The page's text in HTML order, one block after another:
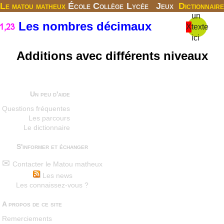
Le matou matheux École Collège Lycée Jeux Dictionnaire
X
un
texte
ici
Les nombres décimaux
Additions avec différents niveaux
A propos de ce site
Remerciements
S'informer et échanger
Contacter le Matou matheux
Les news
Les connaissez-vous ?
Un peu d'aide
Questions fréquentes
Les parcours
Le dictionnaire